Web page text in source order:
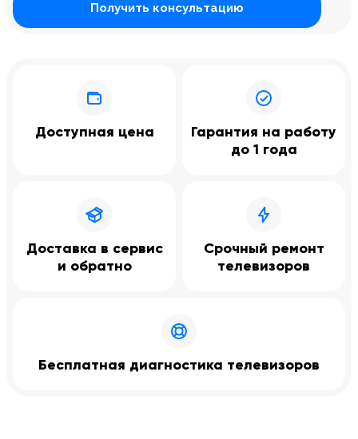
Получить консультацию
Доступная цена
Гарантия на работу
до 1 года
Доставка в сервис
и обратно
Срочный ремонт
телевизоров
Бесплатная диагностика телевизоров